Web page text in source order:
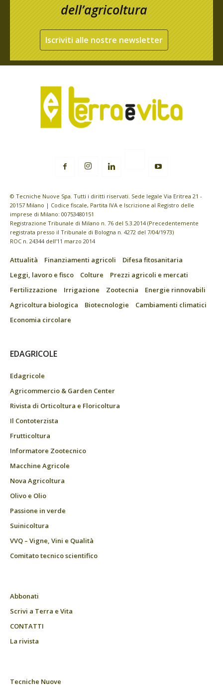
dell’agricoltura
Iscriviti alle nostre newsletter
© Tecniche Nuove Spa. Tutti i diritti riservati. Sede legale Via Eritrea 21 -
20157 Milano | Codice fiscale, Partita IVA e Iscrizione al Registro delle
imprese di Milano: 00753480151
Registrazione Tribunale di Milano n. 76 del 5.3.2014 (Precedentemente
registrata presso il Tribunale di Bologna n. 4272 del 7/04/1973)
ROC n. 24344 dell’11 marzo 2014
Attualità Finanziamenti agricoli
Difesa fitosanitaria
Leggi, lavoro e fisco
Colture
Prezzi agricoli e mercati
Fertilizzazione
Irrigazione Zootecnia
Energie rinnovabili
Agricoltura biologica
Biotecnologie
Cambiamenti climatici
Economia circolare
EDAGRICOLE
Edagricole
Agricommercio & Garden Center
Rivista di Orticoltura e Floricoltura
Il Contoterzista
Frutticoltura
Informatore Zootecnico
Macchine Agricole
Nova Agricoltura
Olivo e Olio
Passione in verde
Suinicoltura
VVQ – Vigne, Vini e Qualità
Comitato tecnico scientifico
Abbonati
Scrivi a Terra e Vita
CONTATTI
La rivista
Tecniche Nuove